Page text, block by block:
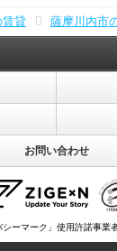
賃貸 薩摩川内市
お問い合わせ
ーマーク」使用許諾事業